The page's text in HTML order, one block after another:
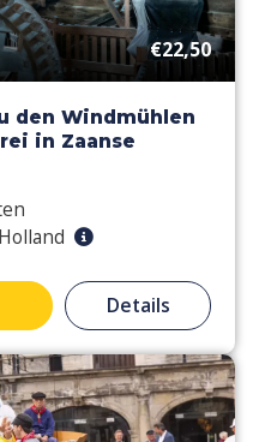
€22,50
den Windmühlen
in Zaanse
Details